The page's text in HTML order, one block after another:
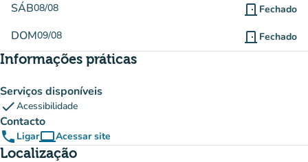
SÁB08/08 door_front Fechado
DOM09/08 door_front Fechado
Informações práticas
Serviços disponíveis
checkAcessibilidade
Contacto
phone LigarcomputerAcessar site
(novo separador)
Localização